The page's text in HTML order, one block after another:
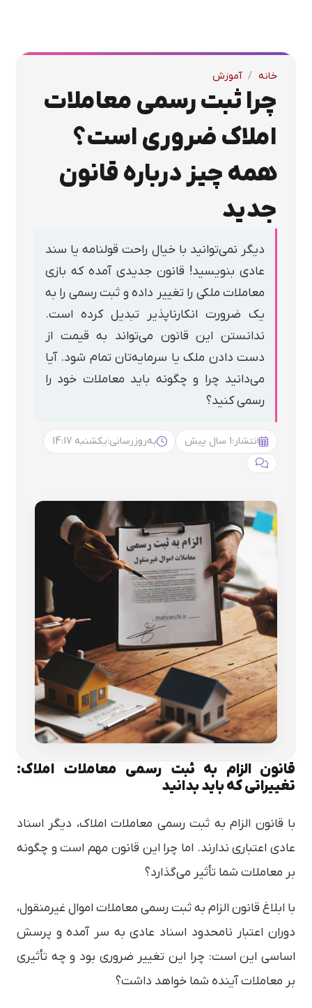
خانه / آموزش
چرا ثبت رسمی معاملات
املاک ضروری است؟
همه چیز درباره قانون
جدید
دیگر نمی‌توانید با خیال راحت قولنامه یا سند
عادی بنویسید! قانون جدیدی آمده که بازی
معاملات ملکی را تغییر داده و ثبت رسمی را به
یک ضرورت انکارناپذیر تبدیل کرده است.
ندانستن این قانون می‌تواند به قیمت از
دست دادن ملک یا سرمایه‌تان تمام شود. آیا
می‌دانید چرا و چگونه باید معاملات خود را
رسمی کنید؟
انتشار:1 سال پیش به‌روزرسانی:یکشنبه 14:17
قانون الزام به ثبت رسمی معاملات املاک:
تغییراتی که باید بدانید
با قانون الزام به ثبت رسمی معاملات املاک، دیگر اسناد
عادی اعتباری ندارند. اما چرا این قانون مهم است و چگونه
بر معاملات شما تأثیر می‌گذارد؟
با ابلاغ قانون الزام به ثبت رسمی معاملات اموال غیرمنقول،
دوران اعتبار نامحدود اسناد عادی به سر آمده و پرسش
اساسی این است: چرا این تغییر ضروری بود و چه تأثیری
بر معاملات آینده شما خواهد داشت؟